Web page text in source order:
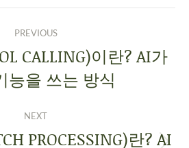
PREVIOUS
CALLING)이란? AI가
능을 쓰는 방식
NEXT
PROCESSING)란? AI